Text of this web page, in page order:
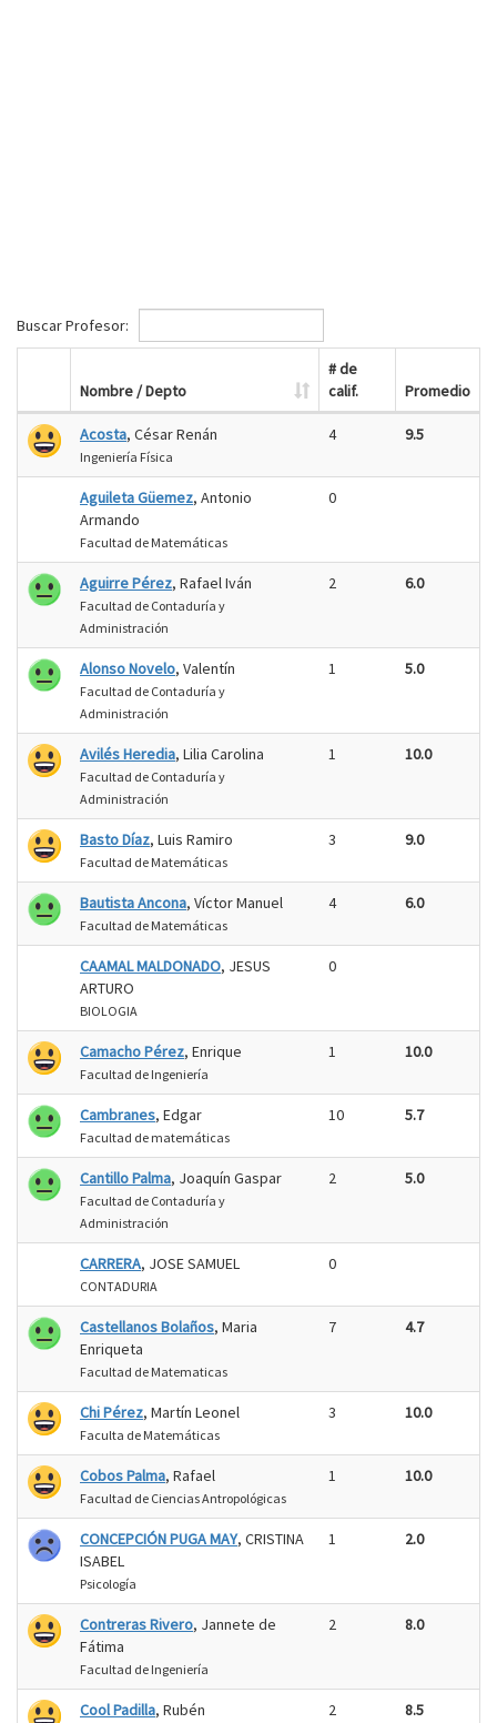
Buscar Profesor:
Nombre / Depto
# de
calif.
Promedio
Acosta, César Renán
Ingeniería Física
4 9.5
Aguileta Güemez, Antonio
Armando
Facultad de Matemáticas
0
Aguirre Pérez, Rafael Iván
Facultad de Contaduría y
Administración
2 6.0
Alonso Novelo, Valentín
Facultad de Contaduría y
Administración
1 5.0
Avilés Heredia, Lilia Carolina
Facultad de Contaduría y
Administración
1 10.0
Basto Díaz, Luis Ramiro
Facultad de Matemáticas
3 9.0
Bautista Ancona, Víctor Manuel
Facultad de Matemáticas
4 6.0
CAAMAL MALDONADO, JESUS
ARTURO
BIOLOGIA
0
Camacho Pérez, Enrique
Facultad de Ingeniería
1 10.0
Cambranes, Edgar
Facultad de matemáticas
10 5.7
Cantillo Palma, Joaquín Gaspar
Facultad de Contaduría y
Administración
2 5.0
CARRERA, JOSE SAMUEL
CONTADURIA
0
Castellanos Bolaños, Maria
Enriqueta
Facultad de Matematicas
7 4.7
Chi Pérez, Martín Leonel
Faculta de Matemáticas
3 10.0
Cobos Palma, Rafael
Facultad de Ciencias Antropológicas
1 10.0
CONCEPCIÓN PUGA MAY, CRISTINA
ISABEL
Psicología
1 2.0
Contreras Rivero, Jannete de
Fátima
Facultad de Ingeniería
2 8.0
Cool Padilla, Rubén 2 8.5